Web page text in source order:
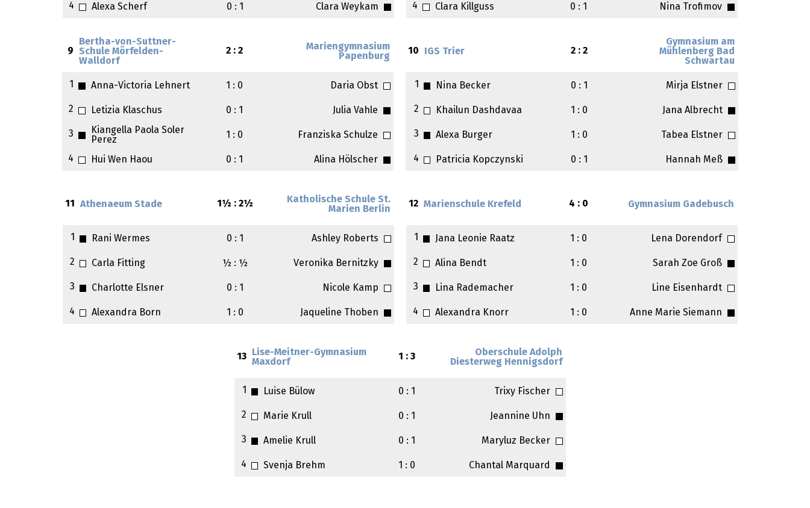
4 Alexa Scherf 0 : 1 Clara Weykam 4 Clara Killguss 0 : 1 Nina Trofimov
9
Bertha-von-Suttner-
Schule Mörfelden-
Walldorf
2 : 2
Mariengymnasium
Papenburg
1 Anna-Victoria Lehnert 1 : 0 Daria Obst
2 Letizia Klaschus 0 : 1 Julia Vahle
3
Kiangella Paola Soler
Perez
1 : 0 Franziska Schulze
4 Hui Wen Haou 0 : 1 Alina Hölscher
10 IGS Trier 2 : 2
Gymnasium am
Mühlenberg Bad
Schwartau
1 Nina Becker 0 : 1 Mirja Elstner
2 Khailun Dashdavaa 1 : 0 Jana Albrecht
3 Alexa Burger 1 : 0 Tabea Elstner
4 Patricia Kopczynski 0 : 1 Hannah Meß
11 Athenaeum Stade 1½ : 2½
Katholische Schule St.
Marien Berlin
1 Rani Wermes 0 : 1 Ashley Roberts
2 Carla Fitting ½ : ½ Veronika Bernitzky
3 Charlotte Elsner 0 : 1 Nicole Kamp
4 Alexandra Born 1 : 0 Jaqueline Thoben
12 Marienschule Krefeld 4 : 0 Gymnasium Gadebusch
1 Jana Leonie Raatz 1 : 0 Lena Dorendorf
2 Alina Bendt 1 : 0 Sarah Zoe Groß
3 Lina Rademacher 1 : 0 Line Eisenhardt
4 Alexandra Knorr 1 : 0 Anne Marie Siemann
13
Lise-Meitner-Gymnasium
Maxdorf
1 : 3
Oberschule Adolph
Diesterweg Hennigsdorf
1 Luise Bülow 0 : 1 Trixy Fischer
2 Marie Krull 0 : 1 Jeannine Uhn
3 Amelie Krull 0 : 1 Maryluz Becker
4 Svenja Brehm 1 : 0 Chantal Marquard